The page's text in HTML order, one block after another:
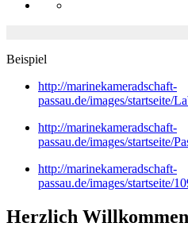
Beispiel
http://marinekameradschaft-
passau.de/images/startseite/
http://marinekameradschaft-
passau.de/images/startseite/
http://marinekameradschaft-
passau.de/images/startseite/
Herzlich Willkommen